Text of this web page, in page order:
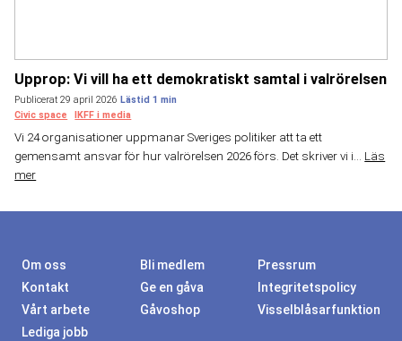
Upprop: Vi vill ha ett demokratiskt samtal i valrörelsen
Publicerat 29 april 2026
Civic space
IKFF i media
Vi 24 organisationer uppmanar Sveriges politiker att ta ett
gemensamt ansvar för hur valrörelsen 2026 förs. Det skriver vi i... Läs
mer
Om oss Bli medlem
Pressrum
Kontakt
Ge en gåva
Integritetspolicy
Vårt arbete
Gåvoshop
Visselblåsarfunktion
Lediga jobb